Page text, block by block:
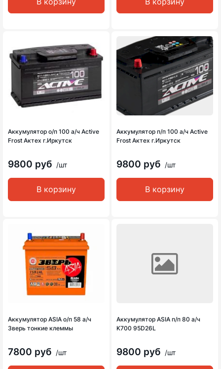
Аккумулятор о/п 100 а/ч Active
Frost Актех г.Иркутск
9800 руб /шт
В корзину
Аккумулятор п/п 100 а/ч Active
Frost Актех г.Иркутск
9800 руб /шт
В корзину
Аккумулятор ASIA о/п 58 а/ч
Зверь тонкие клеммы
7800 руб /шт
Аккумулятор ASIA п/п 80 а/ч
K700 95D26L
9800 руб /шт